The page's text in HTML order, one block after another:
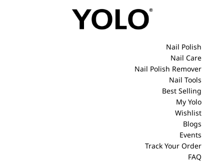
Nail Polish
Nail Care
Nail Polish Remover
Nail Tools
Best Selling
My Yolo
Wishlist
Blogs
Events
Track Your Order
FAQ